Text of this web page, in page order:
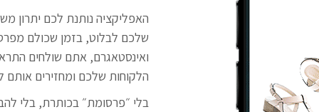
האפליקציה נותנת לכם יתרון
שלכם לבלוט, בזמן שכולם
הלקוחות שלכם ומחזירים אותם
בלי ״פרסומת״ בכותרת, בלי